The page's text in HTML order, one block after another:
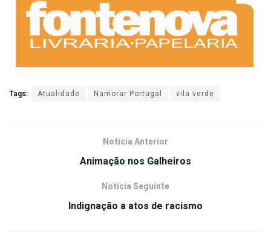
Tags: Atualidade Namorar Portugal vila verde
Notícia Anterior
Animação nos Galheiros
Notícia Seguinte
Indignação a atos de racismo